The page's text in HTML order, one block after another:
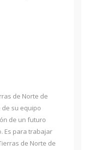
de Norte de
su equipo
de un futuro
Es para trabajar
de Norte de